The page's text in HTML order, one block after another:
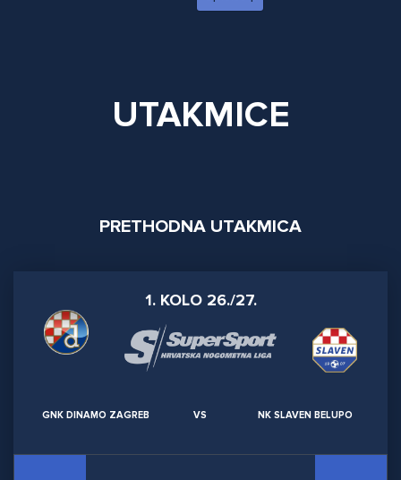
UTAKMICE
PRETHODNA UTAKMICA
1. KOLO 26./27.
GNK DINAMO ZAGREB VS NK SLAVEN BELUPO